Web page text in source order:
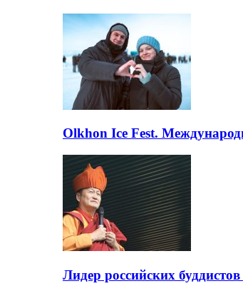
Olkhon Ice Fest.
Лидер российских